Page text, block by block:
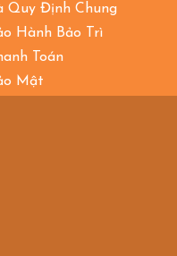
Quy Định Chung
Hành Bảo Trì
Toán
Mật